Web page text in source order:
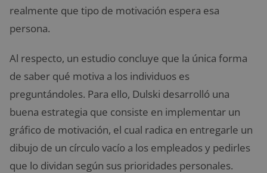
realmente que tipo de motivación espera esa
persona.
Al respecto, un estudio concluye que la única forma
de saber qué motiva a los individuos es
preguntándoles. Para ello, Dulski desarrolló una
buena estrategia que consiste en implementar un
gráfico de motivación, el cual radica en entregarle un
dibujo de un círculo vacío a los empleados y pedirles
que lo dividan según sus prioridades personales.